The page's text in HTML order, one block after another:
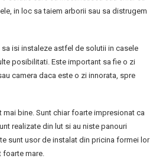
in loc sa taiem arborii sau sa distrugem
isi instaleze astfel de solutii in casele
posibilitati. Este important sa fie o zi
camera daca este o zi innorata, spre
bine. Sunt chiar foarte impresionat ca
realizate din lut si au niste panouri
sunt usor de instalat din pricina formei lor
foarte mare.